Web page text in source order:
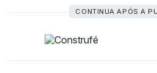
CONTINUA APÓS A